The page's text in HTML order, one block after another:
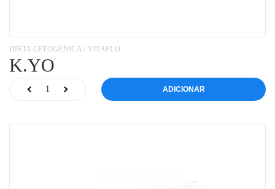
DIETA CETOGÉNICA / VITAFLO
K.YO
ADICIONAR